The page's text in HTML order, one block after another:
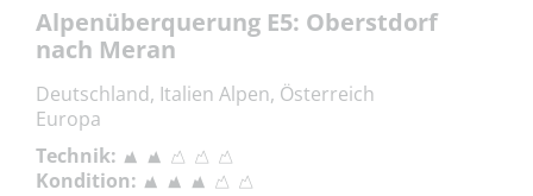
Alpenüberquerung E5: Oberstdorf
nach Meran
Deutschland, Italien Alpen, Österreich
Europa
Technik:
Kondition: